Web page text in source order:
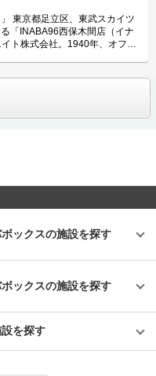
ツ
「INABA96西保木間店（イナ
ト株式会社。1940年、オフィ
ナバボックス」を運営してい
会社が運営している
の特長や利用用途などをご紹
ター付きの「INABA96西保木
アムトランクルームです。部室
を採用し耐久性を重視してお
にどんな方がご
服、趣味の道具や大切なコレク
ただいています。また、室内に
も入りやすい雰囲気を演出して
ピッキング対応キーを取り入
ックスの施設を探す
ックスの施設を探す
を探す